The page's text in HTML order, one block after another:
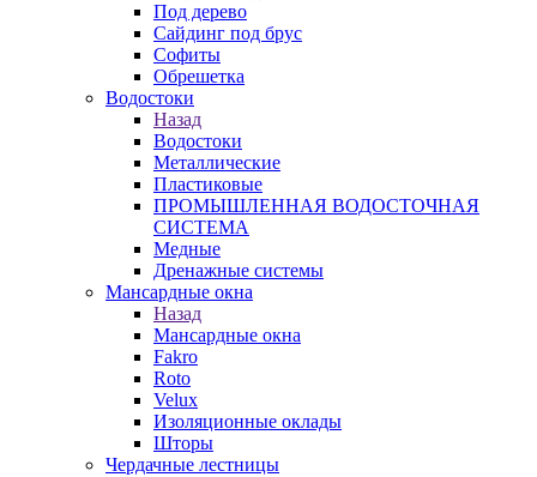
Под дерево
Сайдинг под брус
Софиты
Обрешетка
Водостоки
Назад
Водостоки
Металлические
Пластиковые
ПРОМЫШЛЕННАЯ ВОДОСТОЧНАЯ
СИСТЕМА
Медные
Дренажные системы
Мансардные окна
Назад
Мансардные окна
Fakro
Roto
Velux
Изоляционные оклады
Шторы
Чердачные лестницы